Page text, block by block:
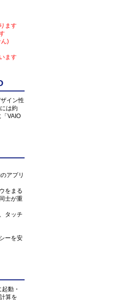
ます
)
ます
イン性
は約
VAIO
アプリ
をまる
士が重
タッチ
ーを安
動・
算を